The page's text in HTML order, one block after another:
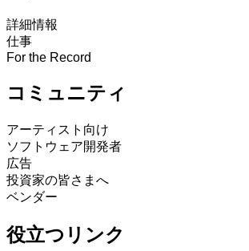
詳細情報
仕事
For the Record
コミュニティ
アーティスト向け
ソフトウェア開発者
広告
投資家の皆さまへ
ベンダー
役立つリンク